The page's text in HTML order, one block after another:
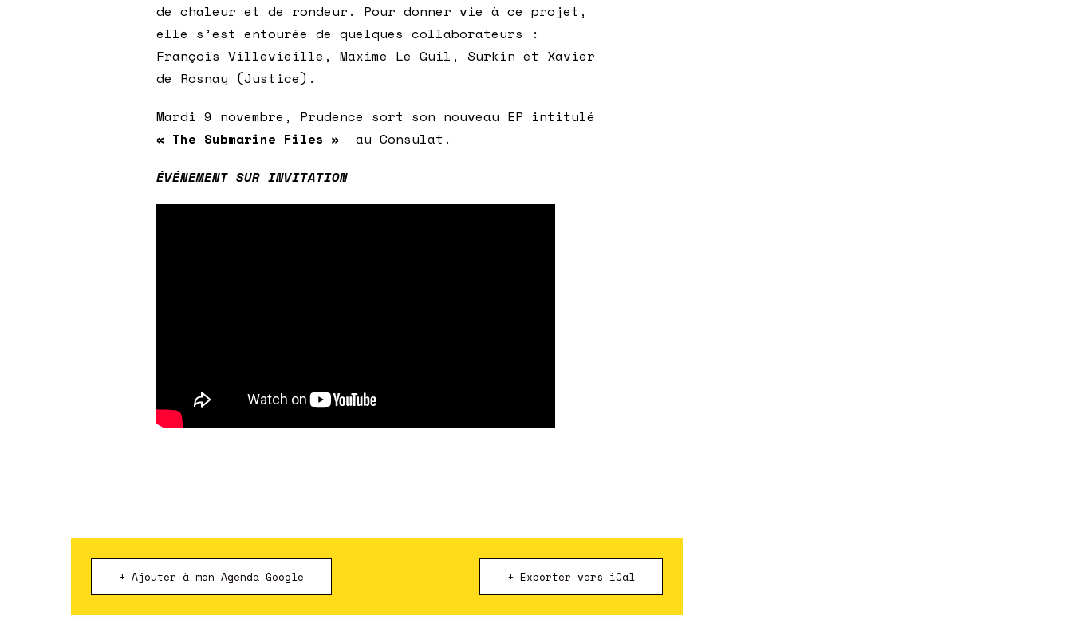
de chaleur et de rondeur. Pour donner vie à ce projet,
elle s’est entourée de quelques collaborateurs :
François Villevieille, Maxime Le Guil, Surkin et Xavier
de Rosnay (Justice).
Mardi 9 novembre, Prudence sort son nouveau EP intitulé
« The Submarine Files » au Consulat.
ÉVÉNEMENT SUR INVITATION
+ Ajouter à mon Agenda Google + Exporter vers iCal